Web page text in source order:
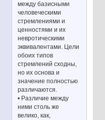
между базисными
человеческими
стремлениями и
ценностями и их
невротическими
эквивалентами. Цели
обоих типов
стремлений сходны,
но их основа и
значение полностью
различаются.
• Различие между
ними столь же
велико, как,